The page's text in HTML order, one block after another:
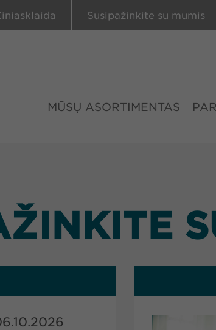
Susipažinkite su mumis
MŪSŲ ASORTIMENTAS